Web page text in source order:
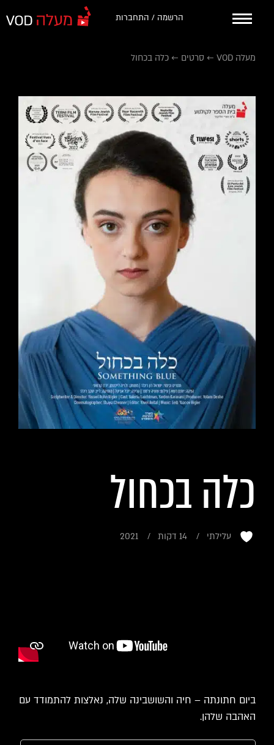
הרשמה / התחברות
מעלה VOD ← סרטים ← כלה בכחול
כלה בכחול
עלילתי 14 דקות 2021
ביום חתונתה – חיה והשושבינה שלה, נאלצות להתמודד עם
האהבה שלהן.